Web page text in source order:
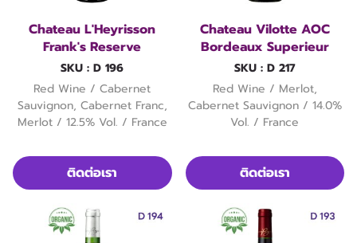
Chateau L'Heyrisson
Frank's Reserve
SKU : D 196
Red Wine / Cabernet
Sauvignon, Cabernet Franc,
Merlot / 12.5% Vol. / France
ติดต่อเรา
Chateau Vilotte AOC
Bordeaux Superieur
SKU : D 217
Red Wine / Merlot,
Cabernet Sauvignon / 14.0%
Vol. / France
ติดต่อเรา